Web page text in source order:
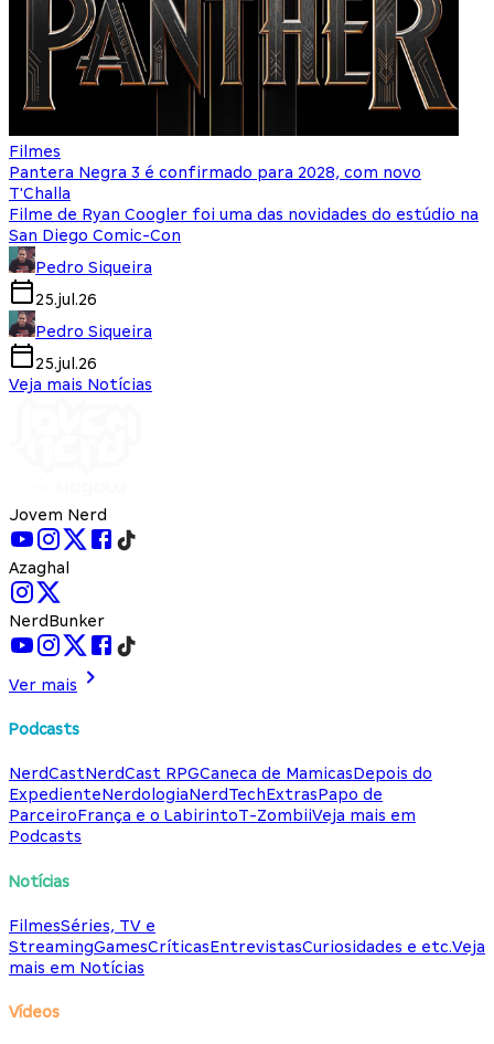
Filmes
Pantera Negra 3 é confirmado para 2028, com novo
T'Challa
Filme de Ryan Coogler foi uma das novidades do estúdio na
San Diego Comic-Con
Pedro Siqueira
25.jul.26
Pedro Siqueira
25.jul.26
Veja mais Notícias
Jovem Nerd
Azaghal
NerdBunker
Ver mais
Podcasts
NerdCastNerdCast RPGCaneca de MamicasDepois do
ExpedienteNerdologiaNerdTechExtrasPapo de
ParceiroFrança e o LabirintoT-ZombiiVeja mais em
Podcasts
Notícias
FilmesSéries, TV e
StreamingGamesCríticasEntrevistasCuriosidades e etc.Veja
mais em Notícias
Vídeos